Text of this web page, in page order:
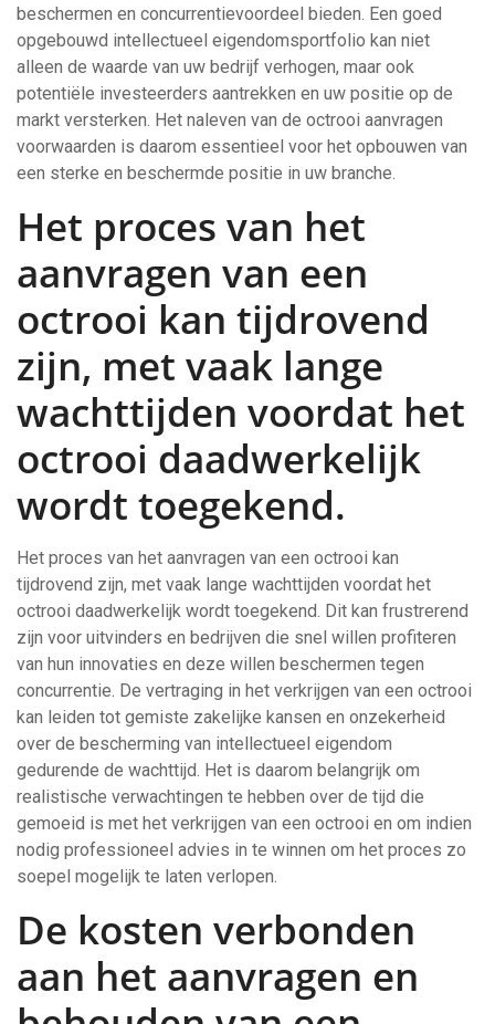
beschermen en concurrentievoordeel bieden. Een goed
opgebouwd intellectueel eigendomsportfolio kan niet
alleen de waarde van uw bedrijf verhogen, maar ook
potentiële investeerders aantrekken en uw positie op de
markt versterken. Het naleven van de octrooi aanvragen
voorwaarden is daarom essentieel voor het opbouwen van
een sterke en beschermde positie in uw branche.
Het proces van het
aanvragen van een
octrooi kan tijdrovend
zijn, met vaak lange
wachttijden voordat het
octrooi daadwerkelijk
wordt toegekend.
Het proces van het aanvragen van een octrooi kan
tijdrovend zijn, met vaak lange wachttijden voordat het
octrooi daadwerkelijk wordt toegekend. Dit kan frustrerend
zijn voor uitvinders en bedrijven die snel willen profiteren
van hun innovaties en deze willen beschermen tegen
concurrentie. De vertraging in het verkrijgen van een octrooi
kan leiden tot gemiste zakelijke kansen en onzekerheid
over de bescherming van intellectueel eigendom
gedurende de wachttijd. Het is daarom belangrijk om
realistische verwachtingen te hebben over de tijd die
gemoeid is met het verkrijgen van een octrooi en om indien
nodig professioneel advies in te winnen om het proces zo
soepel mogelijk te laten verlopen.
De kosten verbonden
aan het aanvragen en